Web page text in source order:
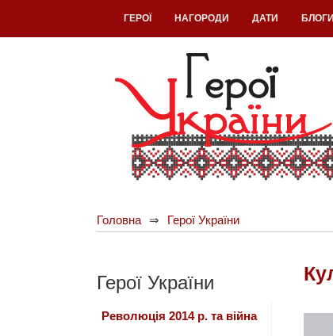
ГЕРОЇ НАГОРОДИ ДАТИ БЛОГИ
Головна Герої України
Герої України
Революція 2014 р. та війна